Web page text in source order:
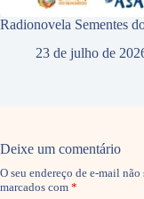
Radionovela Sementes
23 de julho de
Deixe um comentário
O seu endereço de e-mail
marcados com *